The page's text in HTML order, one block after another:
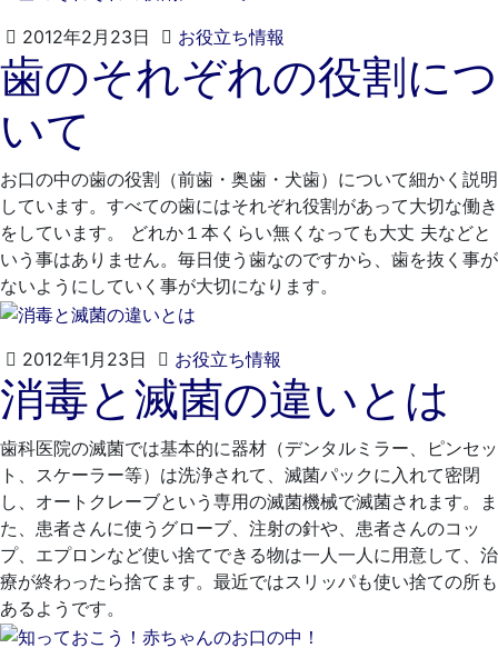
2012年2月23日 お役立ち情報
年
4
日
れ
も
科
医
院
歯のそれぞれの役割につ
いて
お口の中の歯の役割（前歯・奥歯・犬歯）について細かく説明
しています。すべての歯にはそれぞれ役割があって大切な働き
をしています。 どれか１本くらい無くなっても大丈 夫などと
いう事はありません。毎日使う歯なのですから、歯を抜く事が
ないようにしていく事が大切になります。
2012年1月23日 お役立ち情報
年
4
月
20
日
れ
も
と
歯
科
医
院
消毒と滅菌の違いとは
歯科医院の滅菌では基本的に器材（デンタルミラー、ピンセッ
ト、スケーラー等）は洗浄されて、滅菌パックに入れて密閉
し、オートクレーブという専用の滅菌機械で滅菌されます。ま
た、患者さんに使うグローブ、注射の針や、患者さんのコッ
プ、エプロンなど使い捨てできる物は一人一人に用意して、治
療が終わったら捨てます。最近ではスリッパも使い捨ての所も
あるようです。